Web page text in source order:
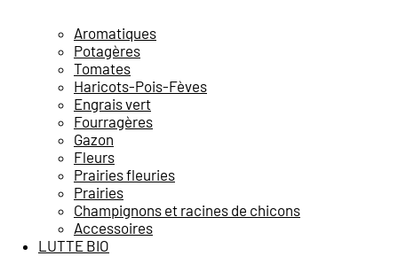
Aromatiques
Potagères
Tomates
Haricots-Pois-Fèves
Engrais vert
Fourragères
Gazon
Fleurs
Prairies fleuries
Prairies
Champignons et racines de chicons
Accessoires
LUTTE BIO